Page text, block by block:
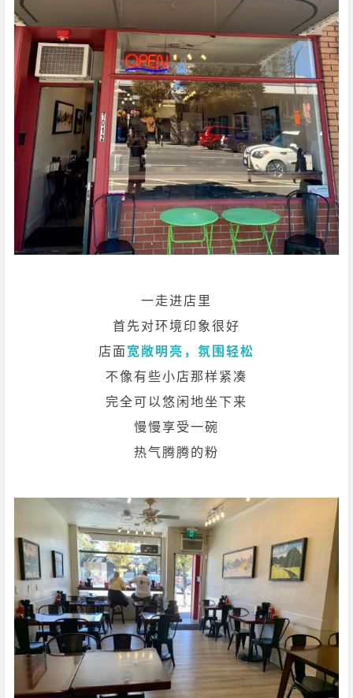
一走进店里
首先对环境印象很好
店面 宽敞明亮，氛围轻松
不像有些小店那样紧凑
完全可以悠闲地坐下来
慢慢享受一碗
热气腾腾的粉